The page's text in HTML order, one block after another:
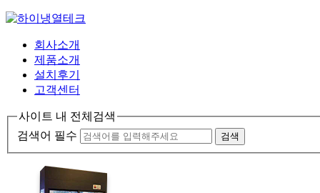
회사소개
제품소개
설치후기
고객센터
사이트 내 전체검색
검색어 필수
검색